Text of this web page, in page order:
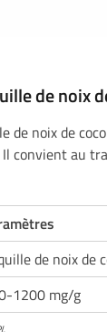
de noix
de noix de
convient au
de noix de
1200 mg/g